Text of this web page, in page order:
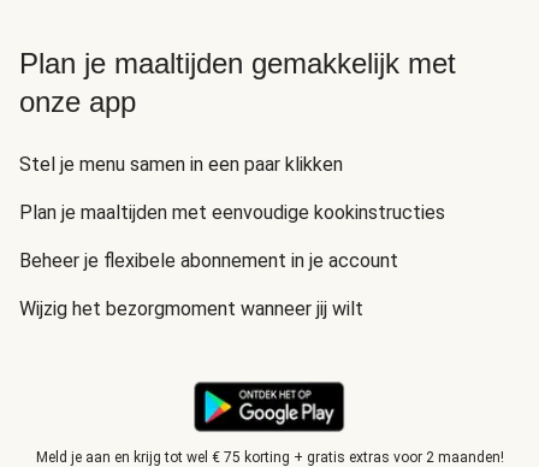
Plan je maaltijden gemakkelijk met
onze app
Stel je menu samen in een paar klikken
Plan je maaltijden met eenvoudige kookinstructies
Beheer je flexibele abonnement in je account
Wijzig het bezorgmoment wanneer jij wilt
Meld je aan en krijg tot wel € 75 korting + gratis extras voor 2 maanden!